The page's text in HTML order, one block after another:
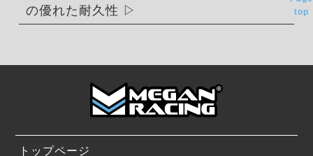
の優れた耐久性
トップページ
top